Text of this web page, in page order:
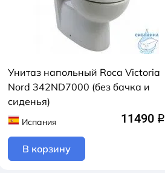
Унитаз напольный Roca Victoria
Nord 342ND7000 (без бачка и
сиденья)
Испания 11490 q
В корзину